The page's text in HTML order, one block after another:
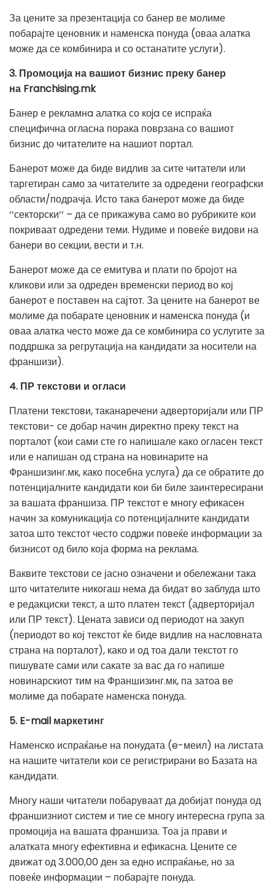
За цените за презентација со банер ве молиме
побарајте ценовник и наменска понуда (оваа алатка
може да се комбинира и со останатите услуги).
3. Промоција на вашиот бизнис преку банер
на Franchising.mk
Банер е рекламнa алатка со коja се испраќа
специфична огласна порака поврзана со вашиот
бизнис до читателите на нашиот портал.
Банерот може да биде видлив за сите читатели или
таргетиран само за читателите за одредени географски
области/подрачја. Исто така банерот може да биде
‘‘секторски‘‘ – да се прикажува само во рубриките кои
покриваат одредени теми. Нудиме и повеќе видови на
банери во секции, вести и т.н.
Банерот може да се емитува и плати по бројот на
кликови или за одреден временски период во кој
банерот е поставен на сајтот. За цените на банерот ве
молиме да побарате ценовник и наменска понуда (и
оваа алатка често може да се комбинира со услугите за
поддршка за регрутација на кандидати за носители на
франшизи).
4. ПР текстови и огласи
Платени текстови, таканаречени адверторијали или ПР
текстови- се добар начин директно преку текст на
порталот (кои сами сте го напишале како огласен текст
или е напишан од страна на новинарите на
Франшизинг.мк, како посебна услуга) да се обратите до
потенцијалните кандидати кои би биле заинтересирани
за вашата франшиза. ПР текстот е многу ефикасен
начин за комуникација со потенцијалните кандидати
затоа што текстот често содржи повеќе информации за
бизнисот од било која форма на реклама.
Ваквите текстови се јасно означени и обележани така
што читателите никогаш нема да бидат во заблуда што
е редакциски текст, а што платен текст (адверторијал
или ПР текст). Цената зависи од периодот на закуп
(периодот во кој текстот ќе биде видлив на насловната
страна на порталот), како и од тоа дали текстот го
пишувате сами или сакате за вас да го напише
новинарскиот тим на Франшизинг.мк, па затоа ве
молиме да побарате наменска понуда.
5. E-mail маркетинг
Наменско испраќање на понудата (e-меил) на листата
на нашите читатели кои се регистрирани во Базата на
кандидати.
Многу наши читатели побаруваат да добијат понуда од
франшизниот систем и тие се многу интересна група за
промоција на вашата франшиза. Тоа ја прави и
алатката многу ефективна и ефикасна. Цените се
движат од 3.000,00 ден за едно испраќање, но за
повеќе информации – побарајте понуда.